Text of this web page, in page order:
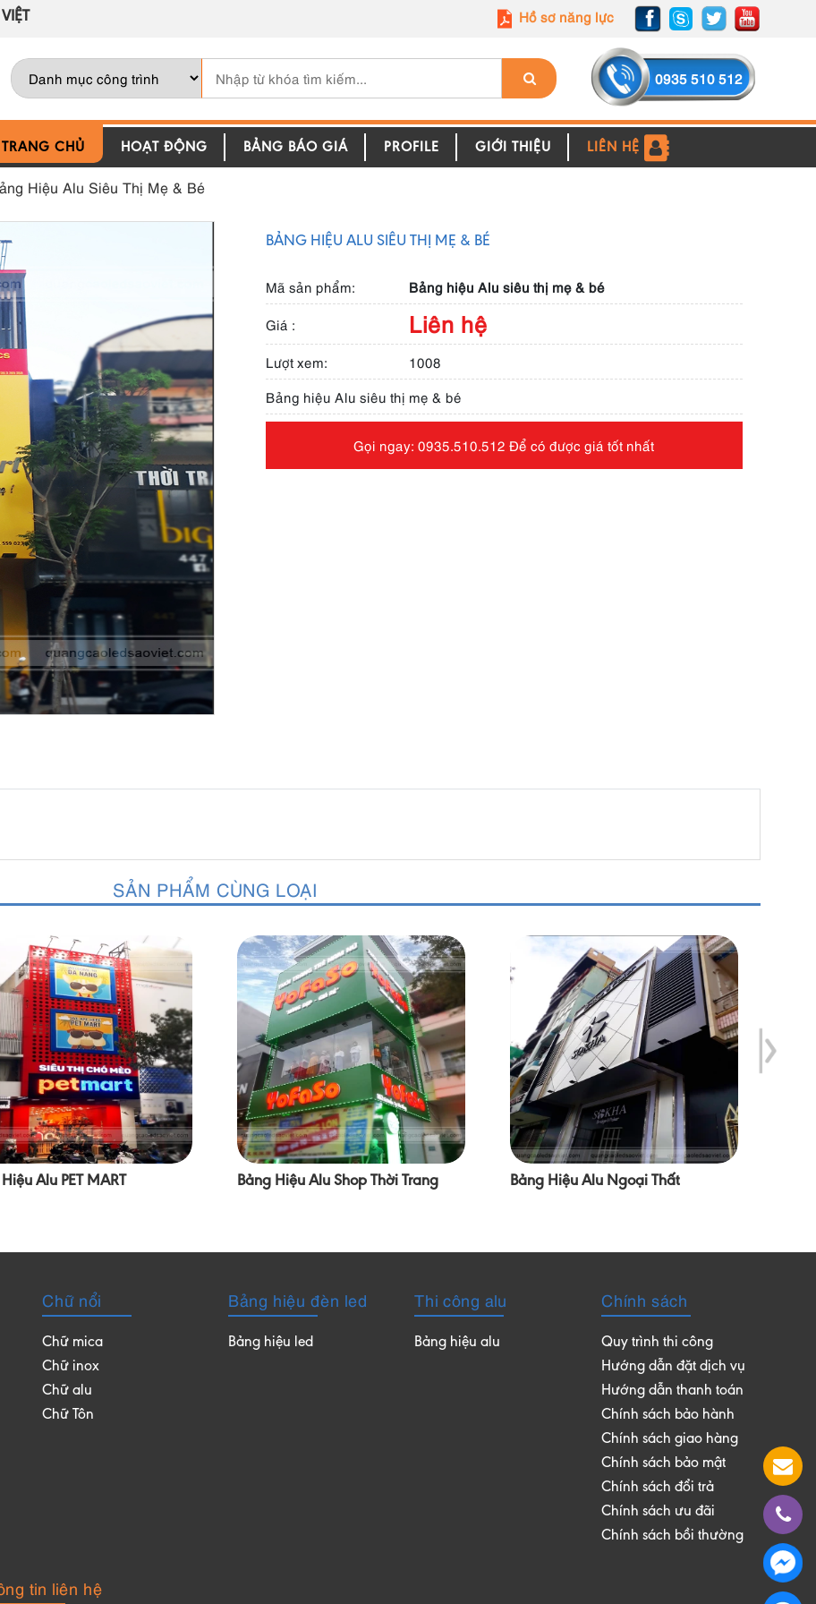
Hồ sơ năng lực
0935 510 512
TRANG CHỦ HOẠT ĐỘNG BẢNG BÁO GIÁ PROFILE GIỚI THIỆU LIÊN HỆ
Hiệu Alu Siêu Thị Mẹ & Bé
BẢNG HIỆU ALU SIÊU THỊ MẸ & BÉ
Mã sản phẩm: Bảng hiệu Alu siêu thị mẹ & bé
Giá : Liên hệ
Lượt xem:
1008
Bảng hiệu Alu siêu thị mẹ & bé
Gọi ngay: 0935.510.512 Để có được giá tốt nhất
SẢN PHẨM CÙNG LOẠI
Alu PET MART Bảng Hiệu Alu Shop Thời Trang Bảng Hiệu Alu Ngoại Thất
Chữ nổi
Chữ mica
Chữ inox
Chữ alu
Chữ Tôn
Bảng hiệu đèn led
Bảng hiệu led
Thi công alu
Bảng hiệu alu
Chính sách
Quy trình thi công
Hướng dẫn đặt dịch vụ
Hướng dẫn thanh toán
Chính sách bảo hành
Chính sách giao hàng
Chính sách bảo mật
Chính sách đổi trả
Chính sách ưu đãi
Chính sách bồi thường
tin liên hệ